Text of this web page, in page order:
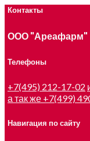
Контакты
ООО "Ареафарм"
Телефоны
+7(495) 212-17-02
а так же +7(499)
Навигация по сайту